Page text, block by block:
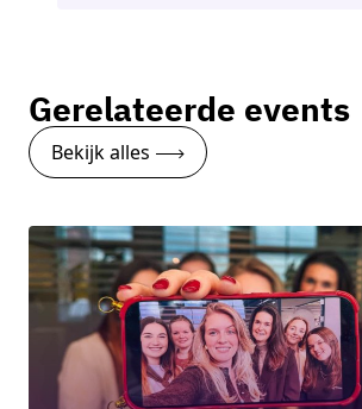
Gerelateerde events
Bekijk alles